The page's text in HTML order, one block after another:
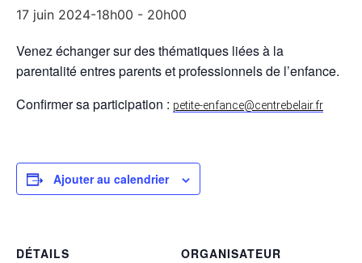
17 juin 2024-18h00 - 20h00
Venez échanger sur des thématiques liées à la
parentalité entres parents et professionnels de l’enfance.
Confirmer sa participation : petite-enfance@centrebelair.fr
Ajouter au calendrier
DÉTAILS
ORGANISATEUR